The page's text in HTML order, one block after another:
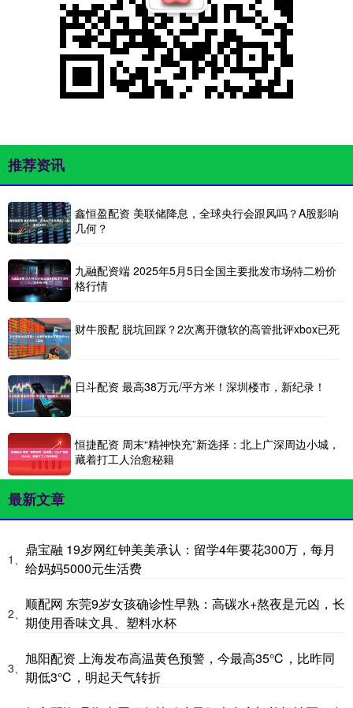
推荐资讯
鑫恒盈配资 美联储降息，全球央行会跟风吗？A股影响
几何？
九融配资端 2025年5月5日全国主要批发市场特二粉价
格行情
财牛股配 脱坑回踩？2次离开微软的高管批评xbox已死
日斗配资 最高38万元/平方米！深圳楼市，新纪录！
恒捷配资 周末“精神快充”新选择：北上广深周边小城，
藏着打工人治愈秘籍
最新文章
1、
鼎宝融 19岁网红钟美美承认：留学4年要花300万，每月
给妈妈5000元生活费
2、
顺配网 东莞9岁女孩确诊性早熟：高碳水+熬夜是元凶，长
期使用香味文具、塑料水杯
3、
旭阳配资 上海发布高温黄色预警，今最高35℃，比昨同
期低3℃，明起天气转折